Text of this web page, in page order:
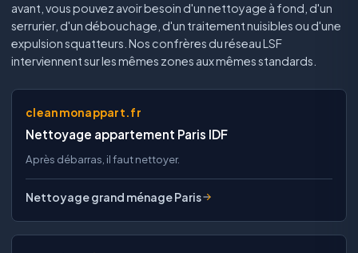
avant, vous pouvez avoir besoin d'un nettoyage à fond, d'un
serrurier, d'un débouchage, d'un traitement nuisibles ou d'une
expulsion squatteurs. Nos confrères du réseau LSF
interviennent sur les mêmes zones aux mêmes standards.
cleanmonappart.fr
Nettoyage appartement Paris IDF
Après débarras, il faut nettoyer.
Nettoyage grand ménage Paris